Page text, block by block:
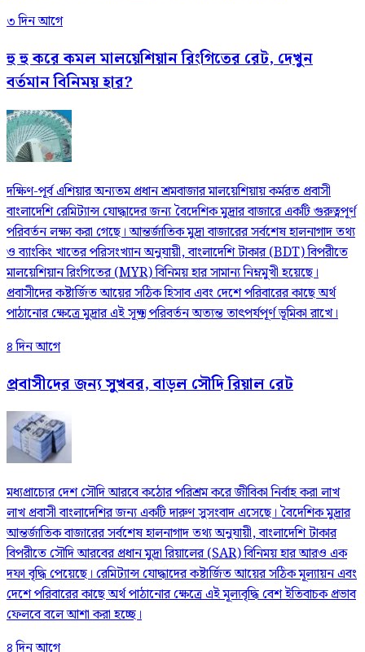
৩ দিন আগে
হু হু করে কমল মালয়েশিয়ান রিংগিতের রেট, দেখুন
বর্তমান বিনিময় হার?
দক্ষিণ-পূর্ব এশিয়ার অন্যতম প্রধান শ্রমবাজার মালয়েশিয়ায় কর্মরত প্রবাসী
বাংলাদেশি রেমিট্যান্স যোদ্ধাদের জন্য বৈদেশিক মুদ্রার বাজারে একটি গুরুত্বপূর্ণ
পরিবর্তন লক্ষ্য করা গেছে। আন্তর্জাতিক মুদ্রা বাজারের সর্বশেষ হালনাগাদ তথ্য
ও ব্যাংকিং খাতের পরিসংখ্যান অনুযায়ী, বাংলাদেশি টাকার (BDT) বিপরীতে
মালয়েশিয়ান রিংগিতের (MYR) বিনিময় হার সামান্য নিম্নমুখী হয়েছে।
প্রবাসীদের কষ্টার্জিত আয়ের সঠিক হিসাব এবং দেশে পরিবারের কাছে অর্থ
পাঠানোর ক্ষেত্রে মুদ্রার এই সূক্ষ্ম পরিবর্তন অত্যন্ত তাৎপর্যপূর্ণ ভূমিকা রাখে।
৪ দিন আগে
প্রবাসীদের জন্য সুখবর, বাড়ল সৌদি রিয়াল রেট
মধ্যপ্রাচ্যের দেশ সৌদি আরবে কঠোর পরিশ্রম করে জীবিকা নির্বাহ করা লাখ
লাখ প্রবাসী বাংলাদেশির জন্য একটি দারুণ সুসংবাদ এসেছে। বৈদেশিক মুদ্রার
আন্তর্জাতিক বাজারের সর্বশেষ হালনাগাদ তথ্য অনুযায়ী, বাংলাদেশি টাকার
বিপরীতে সৌদি আরবের প্রধান মুদ্রা রিয়ালের (SAR) বিনিময় হার আরও এক
দফা বৃদ্ধি পেয়েছে। রেমিট্যান্স যোদ্ধাদের কষ্টার্জিত আয়ের সঠিক মূল্যায়ন এবং
দেশে পরিবারের কাছে অর্থ পাঠানোর ক্ষেত্রে এই মূল্যবৃদ্ধি বেশ ইতিবাচক প্রভাব
ফেলবে বলে আশা করা হচ্ছে।